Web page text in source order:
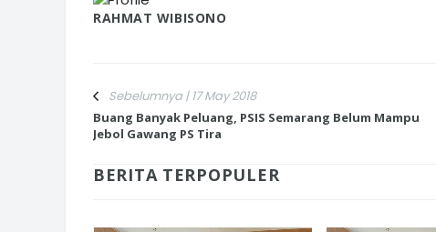
RAHMAT WIBISONO
Sebelumnya | 17 May 2018
Buang Banyak Peluang, PSIS Semarang Belum Mampu
Jebol Gawang PS Tira
BERITA TERPOPULER